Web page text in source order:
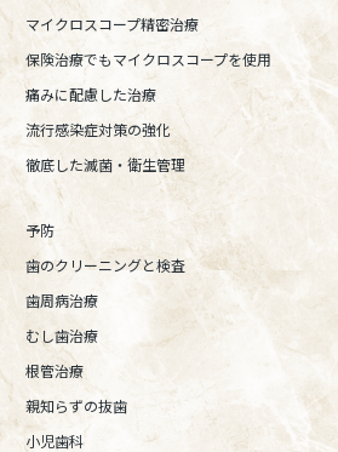
マイクロスコープ精密治療
保険治療でもマイクロスコープを使用
痛みに配慮した治療
流行感染症対策の強化
徹底した滅菌・衛生管理
予防
歯のクリーニングと検査
歯周病治療
むし歯治療
根管治療
親知らずの抜歯
小児歯科